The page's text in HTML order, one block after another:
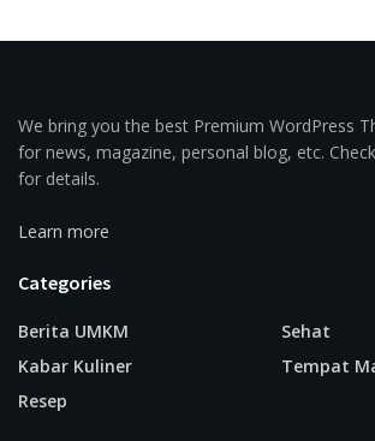
We bring you the best Premium WordPress
for news, magazine, personal blog, etc.
for details.
Learn more
Categories
Berita UMKM
Kabar Kuliner
Resep
Sehat
Tempat